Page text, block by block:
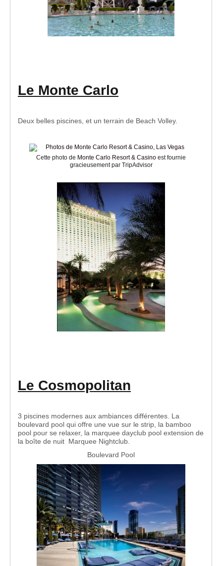
Le Monte Carlo
Deux belles piscines, et un terrain de Beach Volley.
Cette photo de Monte Carlo Resort & Casino est fournie
gracieusement par TripAdvisor
Le Cosmopolitan
3 piscines modernes aux ambiances différentes. La
boulevard pool qui offre une vue sur le strip, la bamboo
pool pour se relaxer, la marquee dayclub pool extension de
la boîte de nuit Marquee Nightclub.
Boulevard Pool